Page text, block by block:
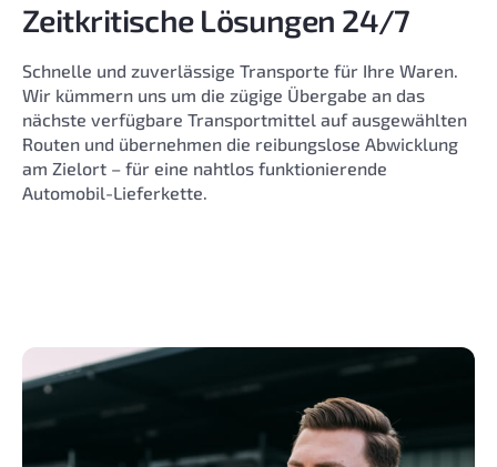
Zeitkritische Lösungen 24/7
Schnelle und zuverlässige Transporte für Ihre Waren.
Wir kümmern uns um die zügige Übergabe an das
nächste verfügbare Transportmittel auf ausgewählten
Routen und übernehmen die reibungslose Abwicklung
am Zielort – für eine nahtlos funktionierende
Automobil-Lieferkette.